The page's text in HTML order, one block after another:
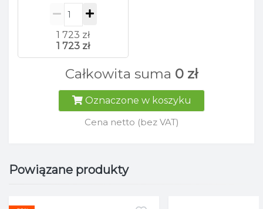
1 723 zł
1 723 zł
Całkowita suma 0 zł
Oznaczone w koszyku
Cena netto (bez VAT)
Powiązane produkty